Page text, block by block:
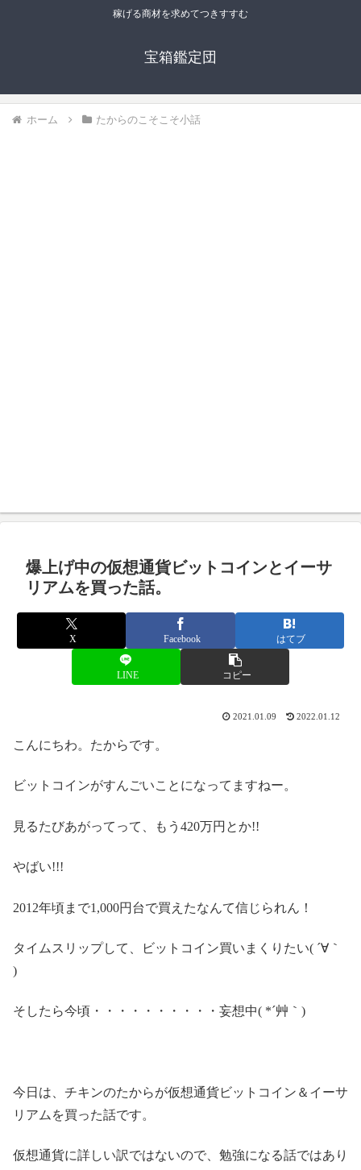
稼げる商材を求めてつきすすむ
宝箱鑑定団
ホーム たからのこそこそ小話
爆上げ中の仮想通貨ビットコインとイーサ
リアムを買った話。
X Facebook はてブ
LINE コピー
2021.01.09 2022.01.12
こんにちわ。たからです。
ビットコインがすんごいことになってますねー。
見るたびあがってって、もう420万円とか!!
やばい!!!
2012年頃まで1,000円台で買えたなんて信じられん！
タイムスリップして、ビットコイン買いまくりたい( ´∀｀
)
そしたら今頃・・・・・・・・・・妄想中( *´艸｀)
今日は、チキンのたからが仮想通貨ビットコイン＆イーサ
リアムを買った話です。
仮想通貨に詳しい訳ではないので、勉強になる話ではあり